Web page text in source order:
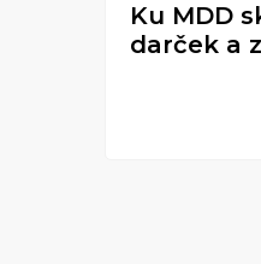
Ku MDD
darček a